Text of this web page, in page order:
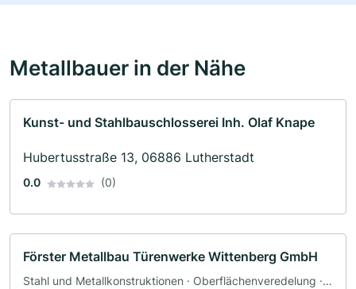
Metallbauer in der Nähe
Kunst- und Stahlbauschlosserei Inh. Olaf Knape
Hubertusstraße 13, 06886 Lutherstadt
0.0 (0)
Förster Metallbau Türenwerke Wittenberg GmbH
Stahl und Metallkonstruktionen · Oberflächenveredelung ·